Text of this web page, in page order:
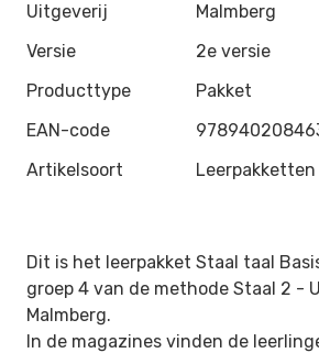
Uitgeverij
Malmberg
Versie
2e versie
Producttype
Pakket
EAN-code
Artikelsoort
Leerpakketten
Dit is het leerpakket Staal taal
groep 4 van de methode Staal 2 -
Malmberg.
In de magazines vinden de